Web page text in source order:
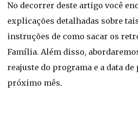
No decorrer deste artigo você
explicações detalhadas sobre
instruções de como sacar os
Família. Além disso,
reajuste do programa e a data de
próximo mês.